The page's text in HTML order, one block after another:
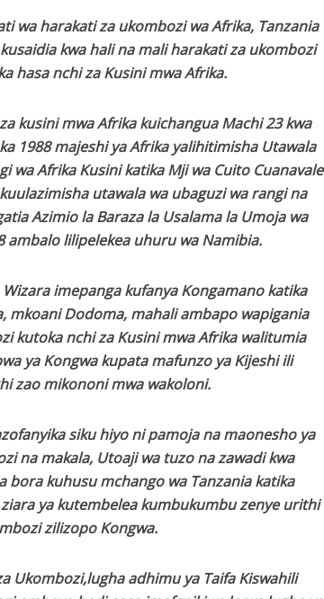
wa harakati za ukombozi wa Afrika, Tanzania
kwa hali na mali harakati za ukombozi
hasa nchi za Kusini mwa Afrika.
kusini mwa Afrika kuichangua Machi 23 kwa
1988 majeshi ya Afrika yalihitimisha Utawala
wa Afrika Kusini katika Mji wa Cuito Cuanavale
utawala wa ubaguzi wa rangi na
Azimio la Baraza la Usalama la Umoja wa
ambalo lilipelekea uhuru wa Namibia.
imepanga kufanya Kongamano katika
mkoani Dodoma, mahali ambapo wapigania
kutoka nchi za Kusini mwa Afrika walitumia
ya Kongwa kupata mafunzo ya Kijeshi ili
zao mikononi mwa wakoloni.
siku hiyo ni pamoja na maonesho ya
na makala, Utoaji wa tuzo na zawadi kwa
bora kuhusu mchango wa Tanzania katika
ya kutembelea kumbukumbu zenye urithi
zilizopo Kongwa.
Ukombozi,lugha adhimu ya Taifa Kiswahili